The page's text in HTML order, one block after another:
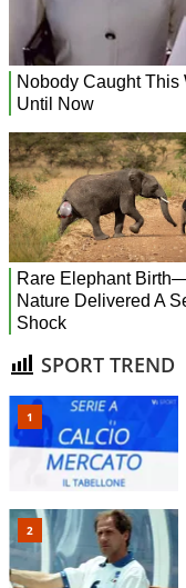
SPORT TREND